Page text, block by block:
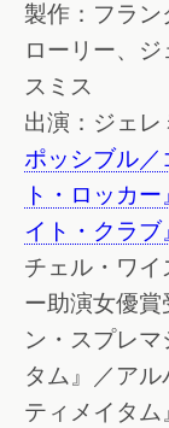
製作：フラン
ローリー、
スミス
出演：ジェ
ポッシブル／
ト・ロッカー
イト・クラブ
チェル・ワイ
ー助演女優
ン・スプレ
タム』／ア
ティメイタム